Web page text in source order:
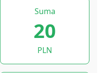
Suma
20
PLN